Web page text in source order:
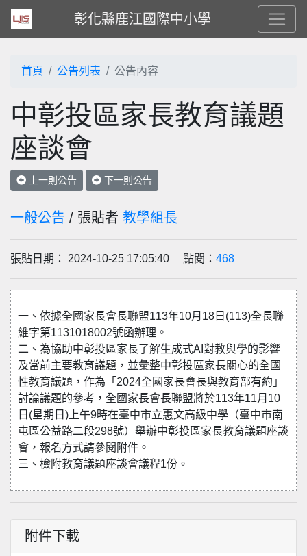
彰化縣鹿江國際中小學
首頁 公告列表 公告內容
中彰投區家長教育議題
座談會
上一則公告 下一則公告
一般公告 / 張貼者 教學組長
張貼日期： 2024-10-25 17:05:40 點閱： 468
一、依據全國家長會長聯盟113年10月18日(113)全長聯
維字第1131018002號函辦理。
二、為協助中彰投區家長了解生成式AI對教與學的影響
及當前主要教育議題，並彙整中彰投區家長關心的全國
性教育議題，作為「2024全國家長會長與教育部有約」
討論議題的參考，全國家長會長聯盟將於113年11月10
日(星期日)上午9時在臺中市立惠文高級中學（臺中市南
屯區公益路二段298號）舉辦中彰投區家長教育議題座談
會，報名方式請參閱附件。
三、檢附教育議題座談會議程1份。
附件下載